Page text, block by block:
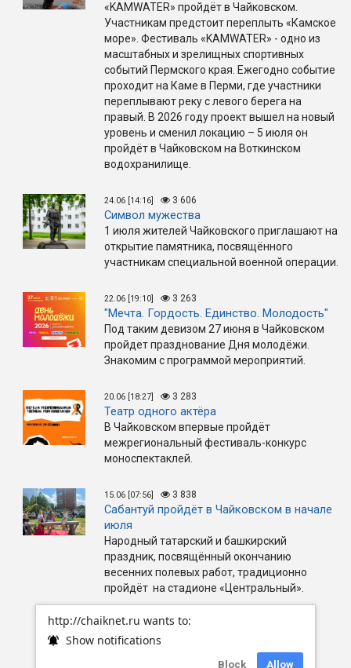
http://chaiknet.ru wants to:
Show notifications
Block Allow
«KAMWATER» пройдёт в Чайковском.
Участникам предстоит переплыть «Камское
море». Фестиваль «KAMWATER» - одно из
масштабных и зрелищных спортивных
событий Пермского края. Ежегодно событие
проходит на Каме в Перми, где участники
переплывают реку с левого берега на
правый. В 2026 году проект вышел на новый
уровень и сменил локацию – 5 июля он
пройдёт в Чайковском на Воткинском
водохранилище.
24.06 [14:16] 3 606
Символ мужества
1 июля жителей Чайковского приглашают на
открытие памятника, посвящённого
участникам специальной военной операции.
22.06 [19:10] 3 263
"Мечта. Гордость. Единство. Молодость"
Под таким девизом 27 июня в Чайковском
пройдет празднование Дня молодёжи.
Знакомим с программой мероприятий.
20.06 [18:27] 3 283
Театр одного актёра
В Чайковском впервые пройдёт
межрегиональный фестиваль-конкурс
моноспектаклей.
15.06 [07:56] 3 838
Сабантуй пройдёт в Чайковском в начале
июля
Народный татарский и башкирский
праздник, посвящённый окончанию
весенних полевых работ, традиционно
пройдёт на стадионе «Центральный».